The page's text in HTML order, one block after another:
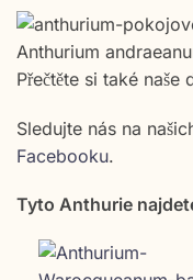
Anthurium
Přečtěte si také naše
Sledujte nás na
Facebooku.
Tyto Anthurie